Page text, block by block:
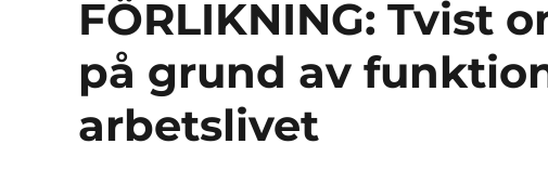
FÖRLIKNING: Tvist
på grund av
arbetslivet